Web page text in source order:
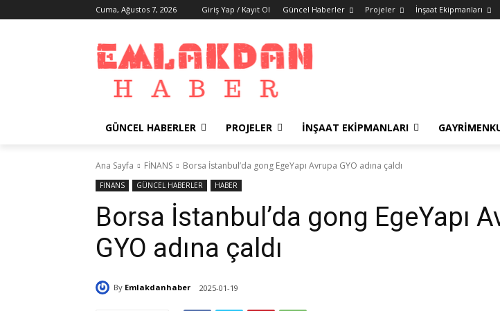
Cuma, Ağustos 7, 2026 Giriş Yap / Kayıt Ol Güncel Haberler Projeler İnşaat Ekipmanları
GÜNCEL HABERLER PROJELER İNŞAAT EKIPMANLARI
Ana Sayfa FİNANS Borsa İstanbul’da gong EgeYapı Avrupa GYO adına çaldı
FİNANS GÜNCEL HABERLER HABER
Borsa İstanbul’da gong EgeYapı
GYO adına çaldı
By Emlakdanhaber 2025-01-19